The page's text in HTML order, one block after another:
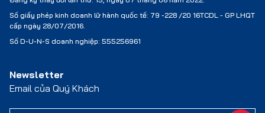
Số giấy phép kinh doanh lữ hành quốc tế: 79 -228 /20 16TCDL - GP LHQT
cấp ngày 28/07/2016.
Số D-U-N-S doanh nghiệp: 555256961
Newsletter
Email của Quý Khách